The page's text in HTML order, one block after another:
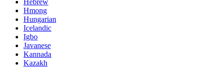
Hmong
Hungarian
Icelandic
Igbo
Javanese
Kannada
Kazakh